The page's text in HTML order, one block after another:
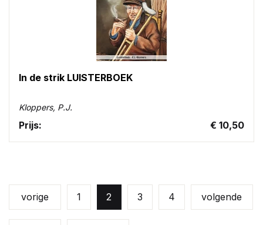
In de strik LUISTERBOEK
Kloppers, P.J.
Prijs: € 10,50
vorige 1 2 3 4 volgende